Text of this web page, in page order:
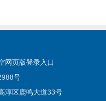
网页版登录入口
号
淳区鹿鸣大道33号